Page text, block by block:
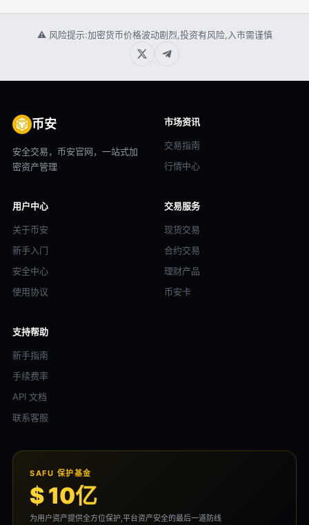
⚠ 风险提示:加密货币价格波动剧烈,投资有风险,入市需谨慎
币安
安全交易，币安官网，一站式加
密资产管理
市场资讯
交易指南
行情中心
用户中心
关于币安
新手入门
安全中心
使用协议
交易服务
现货交易
合约交易
理财产品
币安卡
支持帮助
新手指南
手续费率
API 文档
联系客服
SAFU 保护基金
$ 10亿
为用户资产提供全方位保护,平台资产安全的最后一道防线